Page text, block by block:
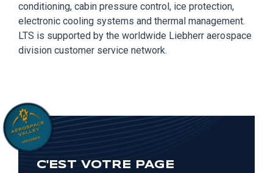
conditioning, cabin pressure control, ice protection,
electronic cooling systems and thermal management.
LTS is supported by the worldwide Liebherr aerospace
division customer service network.
C'EST VOTRE PAGE